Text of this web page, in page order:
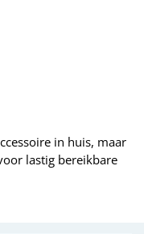
in huis, maar
lastig bereikbare